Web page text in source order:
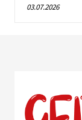
03.07.2026